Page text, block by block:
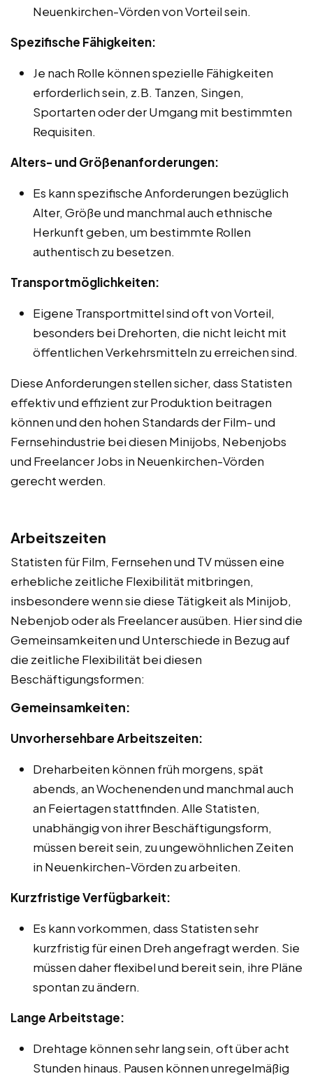
Neuenkirchen-Vörden von Vorteil sein.
Spezifische Fähigkeiten:
Je nach Rolle können spezielle Fähigkeiten
erforderlich sein, z.B. Tanzen, Singen,
Sportarten oder der Umgang mit bestimmten
Requisiten.
Alters- und Größenanforderungen:
Es kann spezifische Anforderungen bezüglich
Alter, Größe und manchmal auch ethnische
Herkunft geben, um bestimmte Rollen
authentisch zu besetzen.
Transportmöglichkeiten:
Eigene Transportmittel sind oft von Vorteil,
besonders bei Drehorten, die nicht leicht mit
öffentlichen Verkehrsmitteln zu erreichen sind.
Diese Anforderungen stellen sicher, dass Statisten
effektiv und effizient zur Produktion beitragen
können und den hohen Standards der Film- und
Fernsehindustrie bei diesen Minijobs, Nebenjobs
und Freelancer Jobs in Neuenkirchen-Vörden
gerecht werden.
Arbeitszeiten
Statisten für Film, Fernsehen und TV müssen eine
erhebliche zeitliche Flexibilität mitbringen,
insbesondere wenn sie diese Tätigkeit als Minijob,
Nebenjob oder als Freelancer ausüben. Hier sind die
Gemeinsamkeiten und Unterschiede in Bezug auf
die zeitliche Flexibilität bei diesen
Beschäftigungsformen:
Gemeinsamkeiten:
Unvorhersehbare Arbeitszeiten:
Dreharbeiten können früh morgens, spät
abends, an Wochenenden und manchmal auch
an Feiertagen stattfinden. Alle Statisten,
unabhängig von ihrer Beschäftigungsform,
müssen bereit sein, zu ungewöhnlichen Zeiten
in Neuenkirchen-Vörden zu arbeiten.
Kurzfristige Verfügbarkeit:
Es kann vorkommen, dass Statisten sehr
kurzfristig für einen Dreh angefragt werden. Sie
müssen daher flexibel und bereit sein, ihre Pläne
spontan zu ändern.
Lange Arbeitstage:
Drehtage können sehr lang sein, oft über acht
Stunden hinaus. Pausen können unregelmäßig